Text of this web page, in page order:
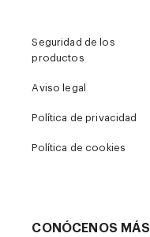
Seguridad de los
productos
Aviso legal
Política de privacidad
Política de cookies
CONÓCENOS MÁS